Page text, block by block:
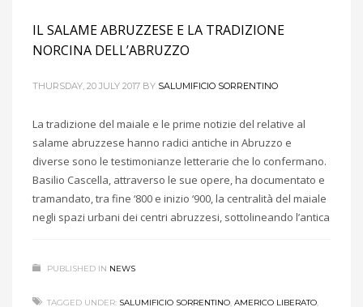
IL SALAME ABRUZZESE E LA TRADIZIONE
NORCINA DELL’ABRUZZO
THURSDAY, 20 JULY 2017 BY SALUMIFICIO SORRENTINO
La tradizione del maiale e le prime notizie del relative al
salame abruzzese hanno radici antiche in Abruzzo e
diverse sono le testimonianze letterarie che lo confermano.
Basilio Cascella, attraverso le sue opere, ha documentato e
tramandato, tra fine ‘800 e inizio ‘900, la centralità del maiale
negli spazi urbani dei centri abruzzesi, sottolineando l’antica
PUBLISHED IN NEWS
TAGGED UNDER: SALUMIFICIO SORRENTINO, AMERICO LIBERATO,